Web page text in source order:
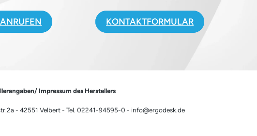
KONTAKTFORMULAR
Impressum des Herstellers
- 42551 Velbert - Tel. 02241-94595-0 - info@ergodesk.de